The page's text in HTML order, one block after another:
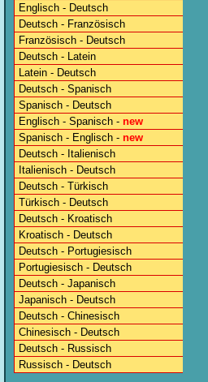
Englisch - Deutsch
Deutsch - Französisch
Französisch - Deutsch
Deutsch - Latein
Latein - Deutsch
Deutsch - Spanisch
Spanisch - Deutsch
Englisch - Spanisch - new
Spanisch - Englisch - new
Deutsch - Italienisch
Italienisch - Deutsch
Deutsch - Türkisch
Türkisch - Deutsch
Deutsch - Kroatisch
Kroatisch - Deutsch
Deutsch - Portugiesisch
Portugiesisch - Deutsch
Deutsch - Japanisch
Japanisch - Deutsch
Deutsch - Chinesisch
Chinesisch - Deutsch
Deutsch - Russisch
Russisch - Deutsch